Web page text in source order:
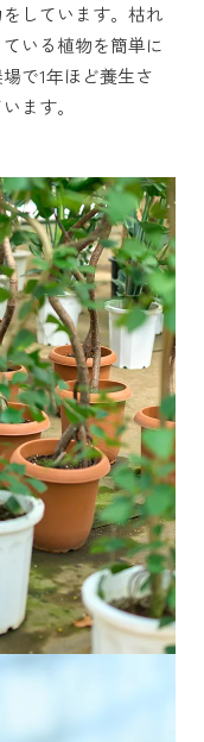
しています。枯れ
いる植物を簡単に
で1年ほど養生さ
ます。